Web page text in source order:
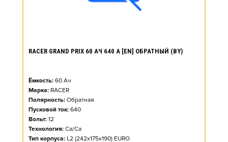
RACER GRAND PRIX 60 АЧ 640 А [EN] ОБРАТНЫЙ (BY)
Ёмкость: 60 Ач
Марка: RACER
Полярность: Обратная
Пусковой ток: 640
Вольт: 12
Технология: Ca/Ca
Тип корпуса: L2 (242x175x190) EURO